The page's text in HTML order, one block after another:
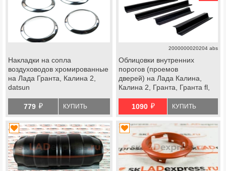
Накладки на сопла
воздуховодов хромированные
на Лада Гранта, Калина 2,
datsun
779 й КУПИТЬ
2000000020204 abs
Облицовки внутренних
порогов (проемов
дверей) на Лада Калина,
Калина 2, Гранта, Гранта fl,
1090 й КУПИТЬ